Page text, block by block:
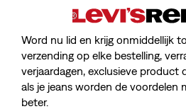
Word nu lid en krijg onmiddellijk
verzending op elke bestelling,
verjaardagen, exclusieve product
als je jeans worden de voordelen
beter.